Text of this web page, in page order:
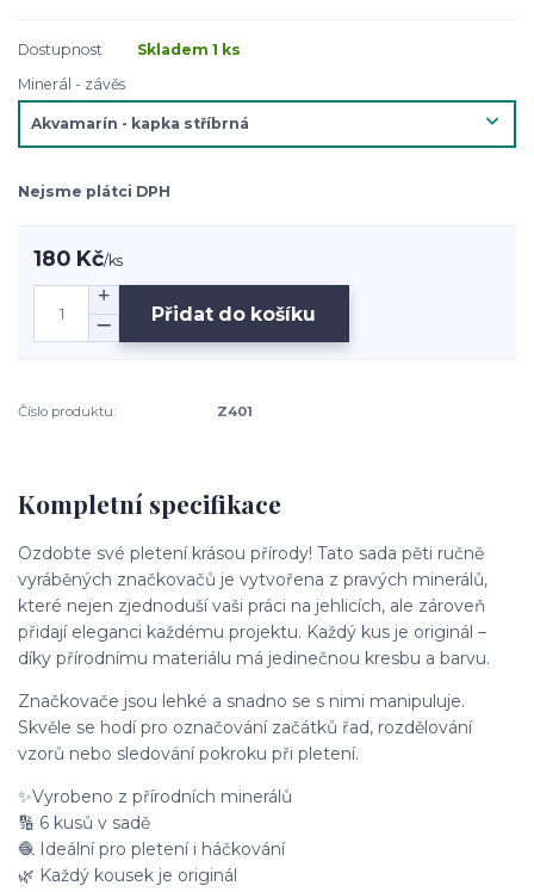
Dostupnost
Skladem 1 ks
Minerál - závěs
Nejsme plátci DPH
180 Kč/ks
Přidat do košíku
Číslo produktu: Z401
Kompletní specifikace
Ozdobte své pletení krásou přírody! Tato sada pěti ručně
vyráběných značkovačů je vytvořena z pravých minerálů,
které nejen zjednoduší vaši práci na jehlicích, ale zároveň
přidají eleganci každému projektu. Každý kus je originál –
díky přírodnímu materiálu má jedinečnou kresbu a barvu.
Značkovače jsou lehké a snadno se s nimi manipuluje.
Skvěle se hodí pro označování začátků řad, rozdělování
vzorů nebo sledování pokroku při pletení.
✨Vyrobeno z přírodních minerálů
🔢 6 kusů v sadě
🧶 Ideální pro pletení i háčkování
🌿 Každý kousek je originál